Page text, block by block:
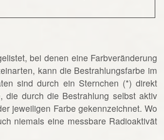
bei denen eine Farbveränderung
kann die Bestrahlungsfarbe im
sind durch ein Sternchen (*) direkt
die durch die Bestrahlung selbst aktiv
jeweiligen Farbe gekennzeichnet. Wo
niemals eine messbare Radioaktivät